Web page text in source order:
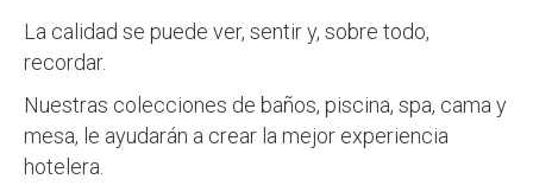
La calidad se puede ver, sentir y, sobre todo,
recordar.
Nuestras colecciones de baños, piscina, spa, cama y
mesa, le ayudarán a crear la mejor experiencia
hotelera.